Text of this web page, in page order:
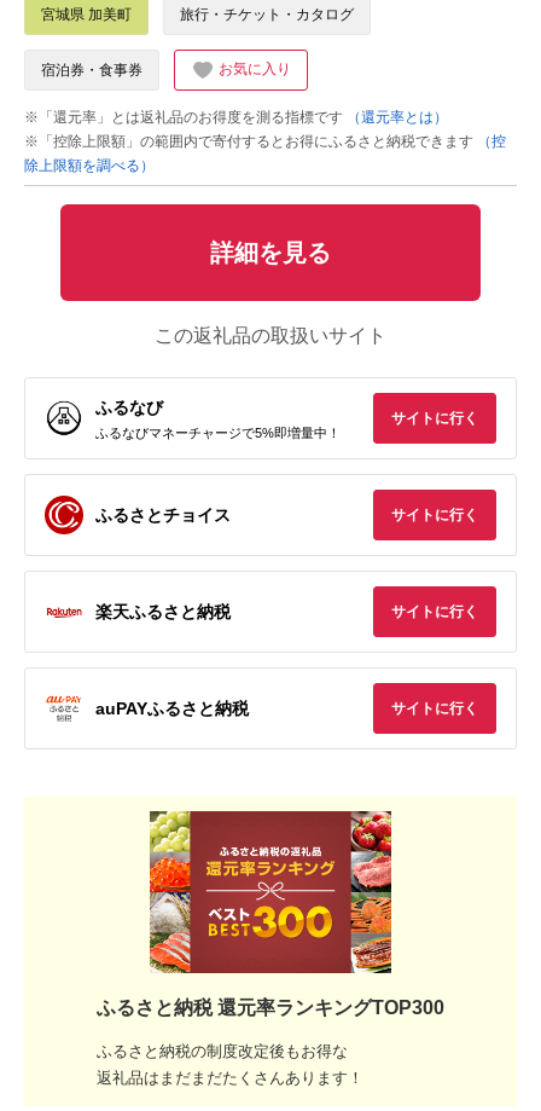
宮城県 加美町 旅行・チケット・カタログ
宿泊券・食事券 お気に入り
※「還元率」とは返礼品のお得度を測る指標です
（還元率とは）
※「控除上限額」の範囲内で寄付するとお得にふるさと納税できます
（控
除上限額を調べる）
詳細を見る
この返礼品の取扱いサイト
ふるなび
ふるなびマネーチャージで5%即増量中！
サイトに行く
ふるさとチョイス サイトに行く
楽天ふるさと納税 サイトに行く
auPAYふるさと納税 サイトに行く
ふるさと納税 還元率ランキングTOP300
ふるさと納税の制度改定後もお得な
返礼品はまだまだたくさんあります！